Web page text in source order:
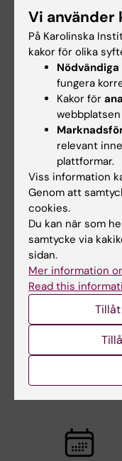
Kina
KTH i samarbete med
Stockholm universitet och
Karolinska institutet
8 sep 2026-
KIB Talks: Sök
smartare i Cinahl
Förbättra dina
kunskaper i att
vetenskaplig
Bibliotekets sökexperter
med sig av sina bästa
att söka…
Vi använder
På Karolinska
kakor för olika
Nödvändiga
fungera
Kakor för
relevant
plattformar.
Viss information
Genom att
cookies.
Du kan när som
samtycke via
sidan.
Mer information
Read this